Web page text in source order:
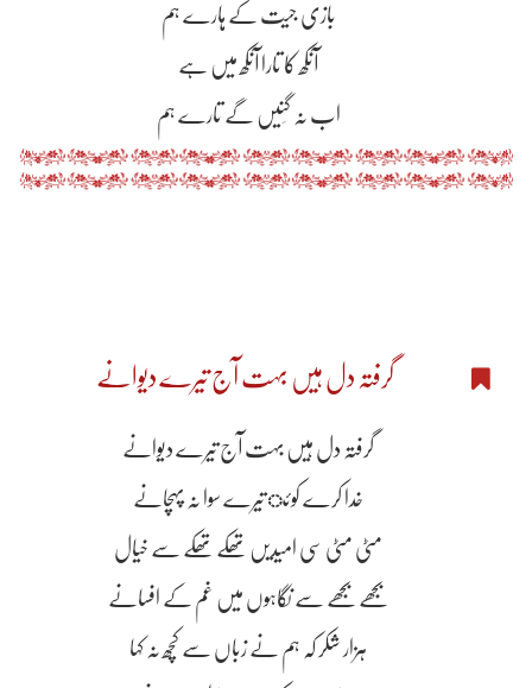
بازی جیت کے ہارے ہم
آنکھ کا تارا آنکھ میں ہے
اب نہ گِنیں گے تارے ہم
گرفتہ دل ہیں بہت آج تیرے دیوانے
گرفتہ دل ہیں بہت آج تیرے دیوانے
خدا کرے کوئ تیرے سوا نہ پہچانے
مٹی مٹی سی امیدیں تھکے تھکے سے خیال
بجھے بجھے سے نگاہوں میں غم کے افسانے
ہزار شکر کہ ہم نے زباں سے کچھ نہ کہا